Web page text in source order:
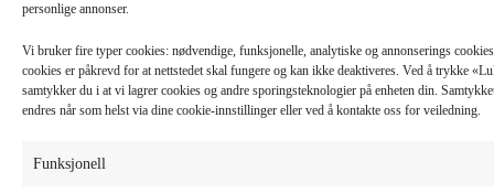
personlige annonser.
Vi bruker fire typer cookies: nødvendige, funksjonelle, analytiske og annonserings
cookies er påkrevd for at nettstedet skal fungere og kan ikke deaktiveres. Ved å trykke
samtykker du i at vi lagrer cookies og andre sporingsteknologier på enheten din.
endres når som helst via dine cookie-innstillinger eller ved å kontakte oss for veiledning.
Funksjonell